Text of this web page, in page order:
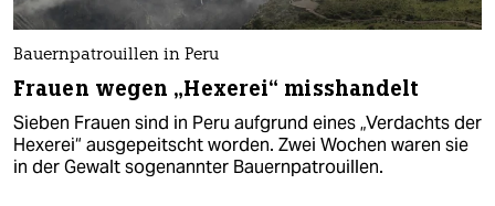
Bauernpatrouillen in Peru
Frauen wegen „Hexerei“ misshandelt
Sieben Frauen sind in Peru aufgrund eines „Verdachts der
Hexerei“ ausgepeitscht worden. Zwei Wochen waren sie
in der Gewalt sogenannter Bauernpatrouillen.